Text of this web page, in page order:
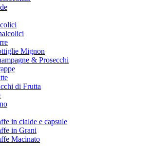
Mignon
& Prosecchi
di Frutta
in cialde e capsule
in Grani
Macinato